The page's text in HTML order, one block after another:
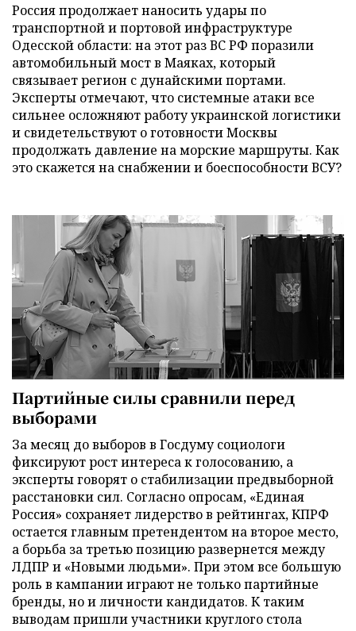
Россия продолжает наносить удары по
транспортной и портовой инфраструктуре
Одесской области: на этот раз ВС РФ поразили
автомобильный мост в Маяках, который
связывает регион с дунайскими портами.
Эксперты отмечают, что системные атаки все
сильнее осложняют работу украинской логистики
и свидетельствуют о готовности Москвы
продолжать давление на морские маршруты. Как
это скажется на снабжении и боеспособности ВСУ?
Партийные силы сравнили перед
выборами
За месяц до выборов в Госдуму социологи
фиксируют рост интереса к голосованию, а
эксперты говорят о стабилизации предвыборной
расстановки сил. Согласно опросам, «Единая
Россия» сохраняет лидерство в рейтингах, КПРФ
остается главным претендентом на второе место,
а борьба за третью позицию развернется между
ЛДПР и «Новыми людьми». При этом все большую
роль в кампании играют не только партийные
бренды, но и личности кандидатов. К таким
выводам пришли участники круглого стола